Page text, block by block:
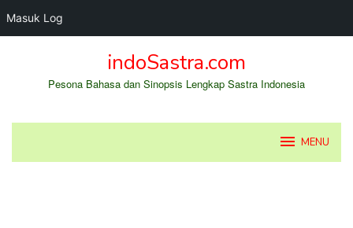
Masuk Log
indoSastra.com
Pesona Bahasa dan Sinopsis Lengkap Sastra Indonesia
MENU